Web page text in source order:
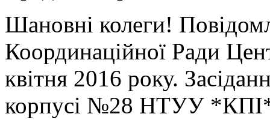
Шановні колеги!
Координаційної Ради
квітня 2016 року.
корпусі №28 НТУУ *КПІ*